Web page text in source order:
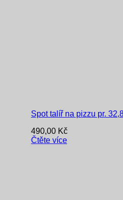
Spot talíř na pizzu pr.
490,00 Kč
Čtěte více